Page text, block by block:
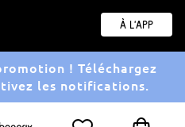
À l'app
! Téléchargez
les notifications.